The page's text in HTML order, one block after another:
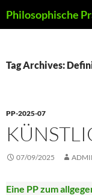
to
Tag Archives:
PP-2025-07
07/09/2025
Eine PP zum